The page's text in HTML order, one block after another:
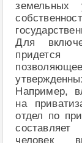
земельных
Для
Например,
на
отдел по
человек